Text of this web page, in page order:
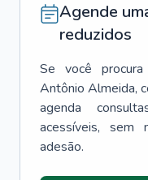
Agende
reduzidos
Se você
Antônio Almeida,
agenda
acessíveis, sem
adesão.